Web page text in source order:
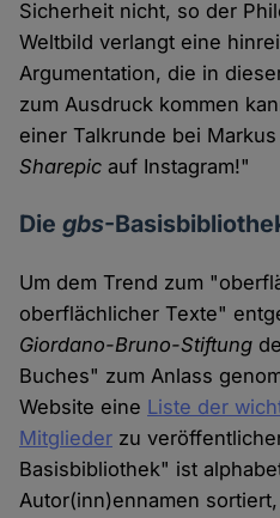
Sicherheit nicht, so der
Weltbild verlangt eine
Argumentation, die in
zum Ausdruck kommen
einer Talkrunde bei
Sharepicauf Instagram!"
Diegbs-
Um dem Trend zum
oberflächlicher Texte"
Giordano-Bruno-Stiftung
Buches" zum Anlass
Website eine Liste der
Mitglieder zu
Basisbibliothek" ist
Autor(inn)ennamen